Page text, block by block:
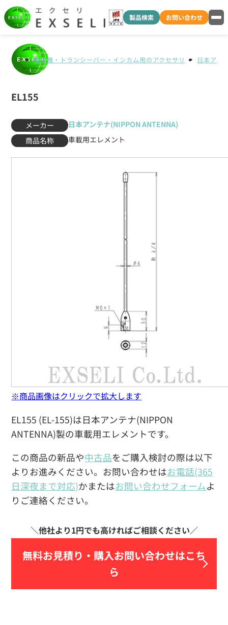
製品検索 お問い合わせ
無線機・トランシーバー・インカム用のアクセサリ 日本アン
EL155
メーカー
日本アンテナ(NIPPON ANTENNA)
商品名称
車載用エレメント
EL155 (EL-155)は日本アンテナ(NIPPON
ANTENNA)製の車載用エレメントです。
この商品の新品や中古品をご購入検討の際は以下
よりお進みください。お問い合わせはお電話(365
日深夜まで対応)かまたはお問い合わせフォームよ
りご連絡ください。
無料お見積り・ 購入お問い合わせはこち
ら
※商品画像はクリックで拡大します